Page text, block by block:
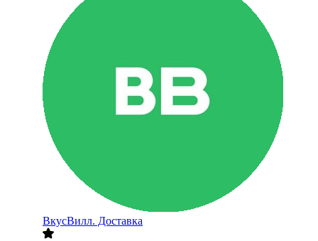
ВкусВилл. Доставка